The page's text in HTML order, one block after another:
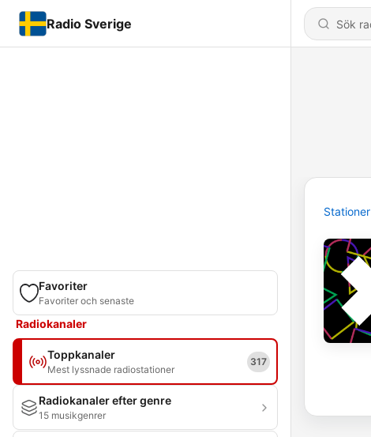
Radio Sverige
Favoriter
Favoriter och senaste
Radiokanaler
Toppkanaler
Mest lyssnade radiostationer
317
Radiokanaler efter genre
15 musikgenrer
Stationer